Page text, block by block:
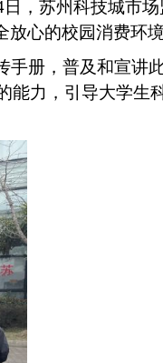
日，苏州科技城市场
心的校园消费环境
手册，普及和宣讲
力，引导大学生科